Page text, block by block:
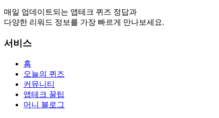
매일 업데이트되는 앱테크 퀴즈 정답과
다양한 리워드 정보를 가장 빠르게 만나보세요.
서비스
홈
오늘의 퀴즈
커뮤니티
앱테크 꿀팁
머니 블로그